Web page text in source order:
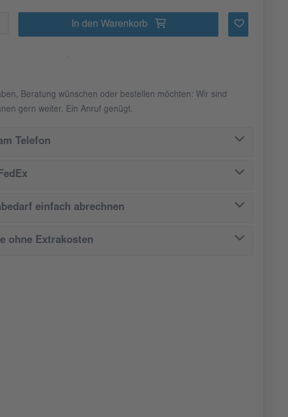
In den Warenkorb
Beratung wünschen oder bestellen möchten: Wir sind
gern weiter. Ein Anruf genügt.
Telefon
einfach abrechnen
ohne Extrakosten